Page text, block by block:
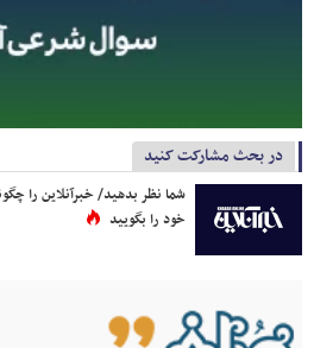
در بحث مشارکت کنید
شما نظر بدهید/ خبرآنلاین را
خود را بگویید